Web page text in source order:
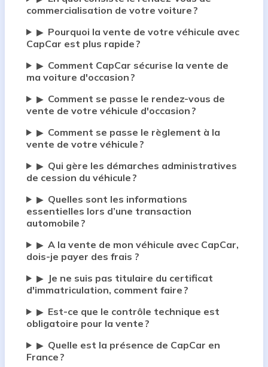
commercialisation de votre voiture ?
▶ Pourquoi la vente de votre véhicule avec
CapCar est plus rapide ?
▶ Comment CapCar sécurise la vente de
ma voiture d'occasion ?
▶ Comment se passe le rendez-vous de
vente de votre véhicule d'occasion ?
▶ Comment se passe le règlement à la
vente de votre véhicule ?
▶ Qui gère les démarches administratives
de cession du véhicule ?
▶ Quelles sont les informations
essentielles lors d’une transaction
automobile ?
▶ A la vente de mon véhicule avec CapCar,
dois-je payer des frais ?
▶
Je ne suis pas titulaire du certificat
d'immatriculation, comment faire ?
▶ Est-ce que le contrôle technique est
obligatoire pour la vente ?
▶ Quelle est la présence de CapCar en
France ?